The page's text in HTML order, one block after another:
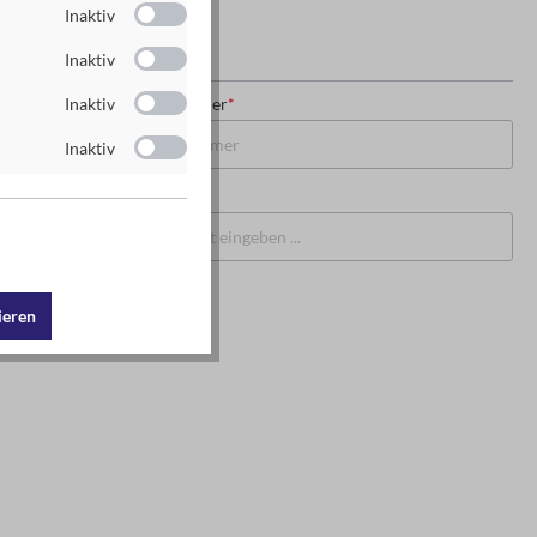
USt-IdNr. oder Steuernummer*
PLZ* Ort
Inaktiv
Inaktiv
Inaktiv
Inaktiv